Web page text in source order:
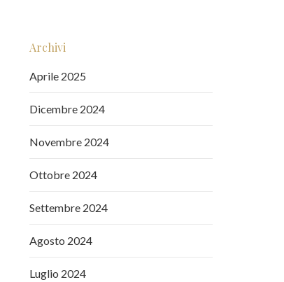
Archivi
Aprile 2025
Dicembre 2024
Novembre 2024
Ottobre 2024
Settembre 2024
Agosto 2024
Luglio 2024